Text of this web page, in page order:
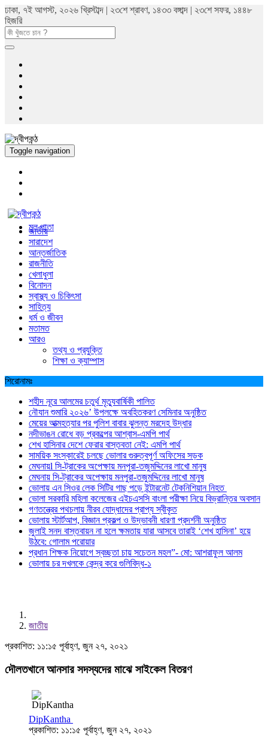
ঢাকা, ৭ই আগস্ট, ২০২৬ খ্রিস্টাব্দ | ২৩শে শ্রাবণ, ১৪৩৩ বঙ্গাব্দ | ২৩শে সফর, ১৪৪৮
হিজরি
Toggle navigation
মুল পাতা
জাতীয়
সারাদেশ
আন্তর্জাতিক
রাজনীতি
খেলাধুলা
বিনোদন
স্বাস্থ্য ও চিকিৎসা
সাহিত্য
ধর্ম ও জীবন
মতামত
আরও
তথ্য ও প্রযুক্তি
শিক্ষা ও ক্যাম্পাস
শিরোনামঃ
শহীদ নূরে আলমের চতুর্থ মৃত্যুবার্ষিকী পালিত
নৌযান শুমারি ২০২৬’ উপলক্ষে অবহিতকরণ সেমিনার অনুষ্ঠিত
মেয়ের আত্মহত্যার পর পুলিশ বাবার ঝুলন্ত মরদেহ উদ্ধার
নদীভাঙন রোধে বড় প্রকল্পের আশ্বাস-এমপি পার্থ
শেখ হাসিনার দেশে ফেরার বাস্তবতা নেই: এমপি পার্থ
সাময়িক সংস্কারেই চলছে ভোলার গুরুত্বপূর্ণ অফিসের সড়ক
মেঘনায়l সি-ট্রাকের অপেক্ষায় মনপুরা-তজুমদ্দিনের লাখো মানুষ
মেঘনায় সি-ট্রাকের অপেক্ষায় মনপুরা-তজুমদ্দিনের লাখো মানুষ
ভোলায় এন সিওর লেক সিটির গাছ পড়ে ইন্টারনেট টেকনিশিয়ান নিহত
ভোলা সরকারি মহিলা কলেজের এইচএসসি বাংলা পরীক্ষা নিয়ে বিভ্রান্তির অবসান
গণতন্ত্রের পথচলায় নীরব যোদ্ধাদের প্রাপ্য স্বীকৃত
ভোলায় স্টার্টআপ, বিজ্ঞান প্রকল্প ও উদ্ভাবনী ধারণা প্রদর্শনী অনুষ্ঠিত
জুলাই সনদ বাস্তবায়ন না হলে ক্ষমতায় যারা আসবে তারাই ‘শেখ হাসিনা’ হয়ে
উঠবে: গোলাম পরোয়ার
প্রধান শিক্ষক নিয়োগে স্বচ্ছতা চায় সচেতন মহল”- মো: আশরাফুল আলম
ভোলায় চর দখলকে কেন্দ্র করে গুলিবিদ্ধ-১
জাতীয়
প্রকাশিত: ১১:১৫ পূর্বাহ্ণ, জুন ২৭, ২০২১
দৌলতখানে আনসার সদস্যদের মাঝে সাইকেল বিতরণ
DipKantha
প্রকাশিত: ১১:১৫ পূর্বাহ্ণ, জুন ২৭, ২০২১